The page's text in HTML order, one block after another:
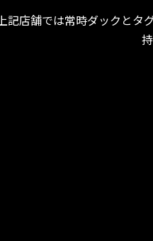
上記店舗では常時ダックとタ